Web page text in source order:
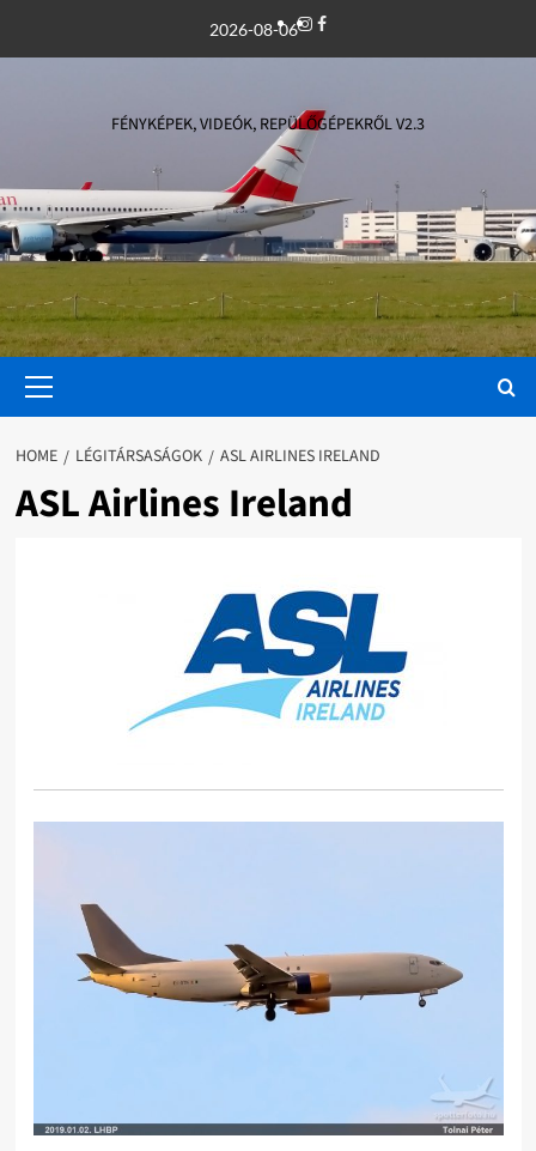
2026-08-06Instagram
Facebook
FÉNYKÉPEK, VIDEÓK, REPÜLŐGÉPEKRŐL V2.3
Menu
HOME LÉGITÁRSASÁGOK ASL AIRLINES IRELAND
ASL Airlines Ireland